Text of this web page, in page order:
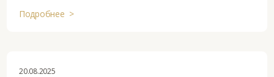
Подробнее >
20.08.2025